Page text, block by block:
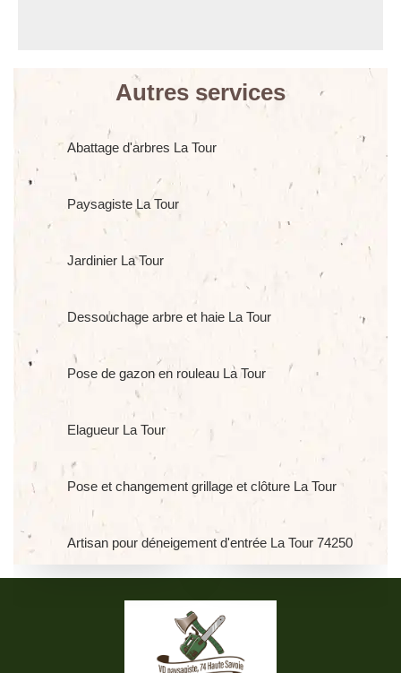
Autres services
Abattage d'arbres La Tour
Paysagiste La Tour
Jardinier La Tour
Dessouchage arbre et haie La Tour
Pose de gazon en rouleau La Tour
Elagueur La Tour
Pose et changement grillage et clôture La Tour
Artisan pour déneigement d'entrée La Tour 74250